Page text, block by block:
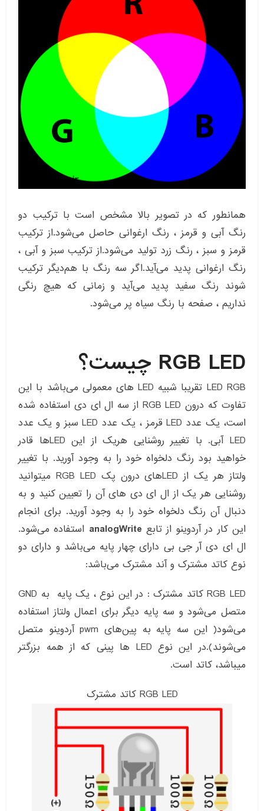
همانطور که در تصویر بالا مشخص است با ترکیب دو
رنگ آبی و قرمز ، رنگ ارغوانی حاصل می‌شود.از ترکیب
قرمز و سبز ، رنگ زرد تولید می‌شود.از ترکیب سبز و آبی ،
رنگ ارغوانی پدید می‌آید.اگر سه رنگ با هم‌دیگر ترکیب
شوند رنگ سفید پدید می‌‌آید و زمانی که هیچ رنگی
نداریم ، صفحه با رنگ سیاه پر می‌شود.
RGB LED چیست؟
LED RGB تقریبا شبیه LED های معمولی می‌باشد با این
تفاوت که درون RGB LED از سه ال ای دی استفاده شده
است، یک عدد LED قرمز ، یک عدد LED سبز و یک عدد
LED آبی. با تغییر روشنایی هریک از این LEDها قادر
خواهید بود رنگ دلخواه خود را به وجود آورید. با تغییر
ولتاز هر یک از LEDهای درون پک RGB LED میتوانید
روشنایی هر یک از ال ای دی های آن را تعیین کنید و به
دنبال آن رنگ دلخواه خود را به وجود آورید. برای انجام
این کار در آردوینو از تابع analogWrite استفاده می‌شود.
ال ای دی آر جی بی دارای چهار پایه می‌باشد و دارای دو
نوع کاتد مشترک و آند مشترک می‌باشد:
RGB LED کاتد مشترک : در این نوع ، یک پایه به GND
متصل می‌شود و سه پایه دیگر برای اعمال ولتاز استفاده
می‌شود( این سه پایه به پین‌های pwm آردوینو متصل
می‌شوند).در این نوع LED ها پینی که از همه بزرگتر
میباشد، کاتد است.
RGB LED کاتد مشترک